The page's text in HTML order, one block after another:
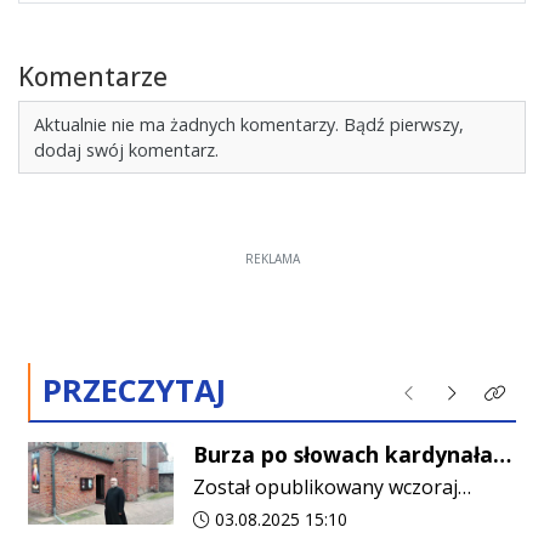
Komentarze
Aktualnie nie ma żadnych komentarzy. Bądź pierwszy,
dodaj swój komentarz.
REKLAMA
PRZECZYTAJ Poprzednie
NastępneKliknij
Burza po słowach kardynała
Krajewskiego. Proboszcz z
Gołymina opublikował list
otwarty
Został opublikowany wczoraj
późnym wieczorem, a już
Data dodania artykułu:
03.08.2025 15:10